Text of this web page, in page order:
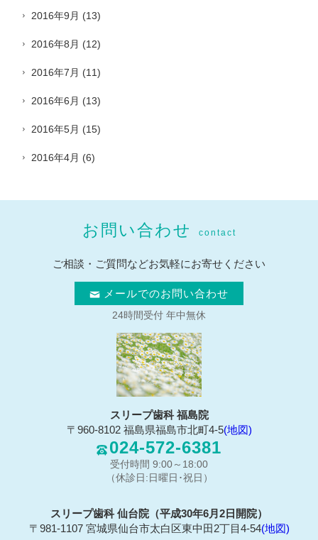
2016年9月 (13)
2016年8月 (12)
2016年7月 (11)
2016年6月 (13)
2016年5月 (15)
2016年4月 (6)
お問い合わせ contact
ご相談・ご質問などお気軽にお寄せください
メールでのお問い合わせ
24時間受付 年中無休
スリープ歯科 福島院
〒960-8102 福島県福島市北町4-5(地図)
024-572-6381
受付時間 9:00～18:00
（休診日:日曜日･祝日）
スリープ歯科 仙台院（平成30年6月2日開院）
〒981-1107 宮城県仙台市太白区東中田2丁目4-54(地図)